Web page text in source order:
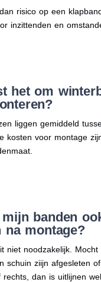
risico op een
inzittenden en
het om
liggen gemiddeld
kosten voor montage
banden
na montage?
niet noodzakelijk.
schuin ziijn afgesleten
rechts, dan is uitlijnen